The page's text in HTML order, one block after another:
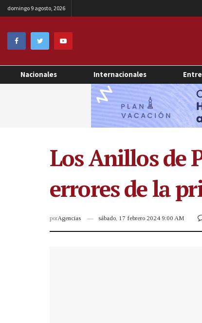
domingo 9 agosto, 2026
Nacionales Internacionales
Los Anillos de
errores de la
porAgencias sábado, 17 febrero 2024 9:00 AM